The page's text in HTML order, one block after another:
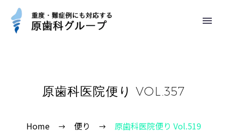
原歯科医院便り VOL.357
Home 便り 原歯科医院便り Vol.519